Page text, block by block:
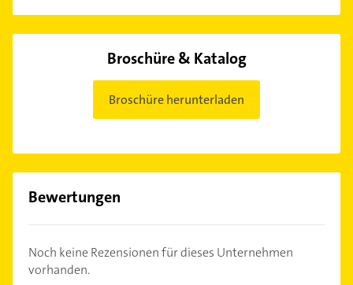
Broschüre & Katalog
Broschüre herunterladen
Bewertungen
Noch keine Rezensionen für dieses Unternehmen
vorhanden.